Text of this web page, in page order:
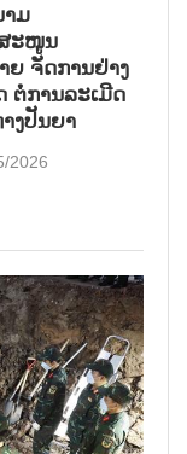
ມ
ະໜູນ
ຍ ຈັດການຢ່າງ
ຕໍ່ການລະເມີດ
ງປັນຍາ
2026